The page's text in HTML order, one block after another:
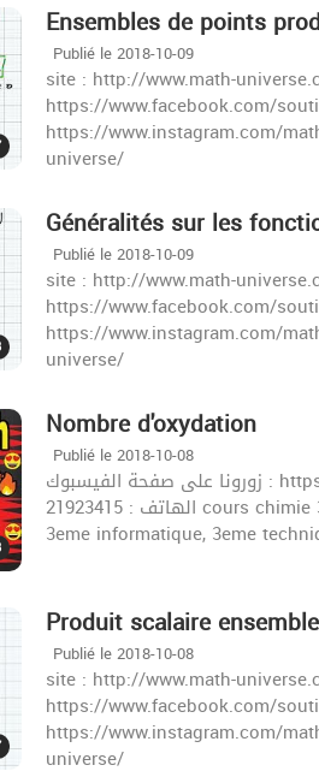
Ensembles de points
Publié le 2018-10-09
site : http://www.math-
https://www.facebook.com/
https://www.instagram.com/
universe/
Généralités sur les
Publié le 2018-10-09
site : http://www.math-
https://www.facebook.com/
https://www.instagram.com/
universe/
Nombre d'oxydation
Publié le 2018-10-08
زورونا على صفحة الفيسبوك : https://www.facebook.com/khazrischool/ الموقع :khazrischool.com
الهاتف : 21923415 cours chimie 3eme science, 3eme science experimentale, 3eme math tunisie,
3eme informatique, 3eme
Produit scalaire
Publié le 2018-10-08
site : http://www.math-
https://www.facebook.com/
https://www.instagram.com/
universe/